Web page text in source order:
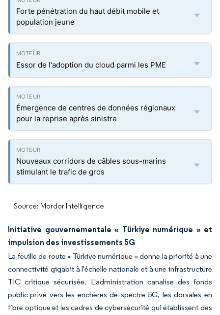
Forte pénétration du haut débit mobile et
population jeune
Essor de l'adoption du cloud parmi les PME
Émergence de centres de données régionaux
pour la reprise après sinistre
Nouveaux corridors de câbles sous-marins
stimulant le trafic de gros
Source: Mordor Intelligence
Initiative gouvernementale « Türkiye numérique » et
impulsion des investissements 5G
La feuille de route « Türkiye numérique » donne la priorité à une
connectivité gigabit à l'échelle nationale et à une infrastructure
TIC critique sécurisée. L'administration canalise des fonds
public-privé vers les enchères de spectre 5G, les dorsales en
fibre optique et les cadres de cybersécurité qui établissent des